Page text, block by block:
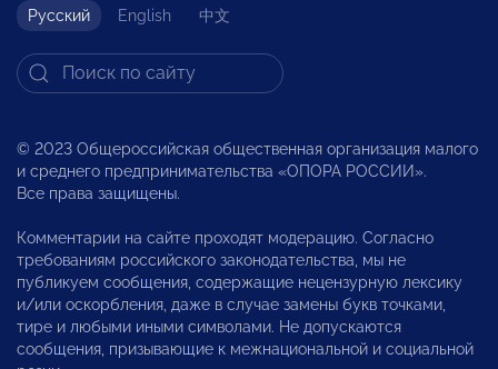
Русский English 中文
© 2023 Общероссийская общественная организация малого
и среднего предпринимательства «ОПОРА РОССИИ».
Все права защищены.
Комментарии на сайте проходят модерацию. Согласно
требованиям российского законодательства, мы не
публикуем сообщения, содержащие нецензурную лексику
и/или оскорбления, даже в случае замены букв точками,
тире и любыми иными символами. Не допускаются
сообщения, призывающие к межнациональной и социальной